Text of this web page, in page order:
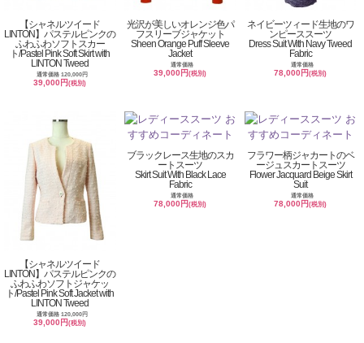
【シャネルツイード
LINTON】パステルピンクの
ふわふわソフトスカー
ト/Pastel Pink Soft Skirt with
LINTON Tweed
通常価格 120,000円
39,000円(税別)
光沢が美しいオレンジ色パ
フスリーブジャケット
Sheen Orange Puff Sleeve
Jacket
通常価格
39,000円(税別)
ネイビーツィード生地のワ
ンピーススーツ
Dress Suit With Navy Tweed
Fabric
通常価格
78,000円(税別)
【シャネルツイード
LINTON】パステルピンクの
ふわふわソフトジャケッ
ト/Pastel Pink Soft Jacket with
LINTON Tweed
通常価格 120,000円
39,000円(税別)
ブラックレース生地のスカ
ートスーツ
Skirt Suit With Black Lace
Fabric
通常価格
78,000円(税別)
フラワー柄ジャカートのベ
ージュスカートスーツ
Flower Jacquard Beige Skirt
Suit
通常価格
78,000円(税別)